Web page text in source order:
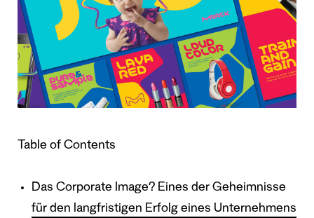
Table of Contents
Das Corporate Image? Eines der Geheimnisse
für den langfristigen Erfolg eines Unternehmens